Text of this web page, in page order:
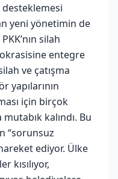
yeni yönetimin de
silah
entegre
ve çatışma
yapılarının
için birçok
kalındı. Bu
“sorunsuz
ediyor. Ülke
kısılıyor,